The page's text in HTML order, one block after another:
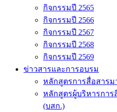
กิจกรรมปี 2565
กิจกรรมปี 2566
กิจกรรมปี 2567
กิจกรรมปี 2568
กิจกรรมปี 2569
ข่าวสารและการอบรม
หลักสูตรการสื่อสาร
หลักสูตรผู้บริหารกา
(บสก.)